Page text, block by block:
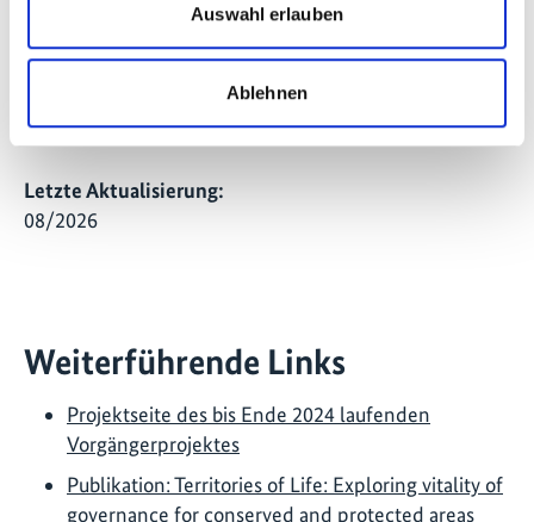
Auswahl erlauben
Ablehnen
Farming Techniques Improves Livelihoods,
Increases Food Security, and Strengthens
International Day of the World’s Indigenous
Peoples (August 2025)
Letzte Aktualisierung:
08/2026
Weiterführende Links
Projektseite des bis Ende 2024 laufenden
Vorgängerprojektes
Publikation: Territories of Life: Exploring vitality of
governance for conserved and protected areas